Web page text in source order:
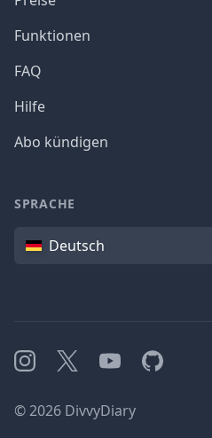
Funktionen
FAQ
Hilfe
Abo kündigen
SPRACHE
SpracheDeutsch
Instagram
X YouTubeGitHub
©2026 DivvyDiary